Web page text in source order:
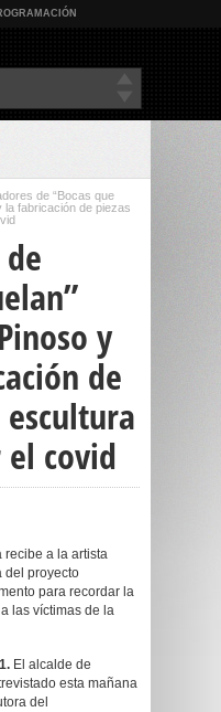
de “Bocas que
la fabricación de piezas
y
de
covid
recibe a la artista
del proyecto
para recordar la
las víctimas de la
El alcalde de
esta mañana
del